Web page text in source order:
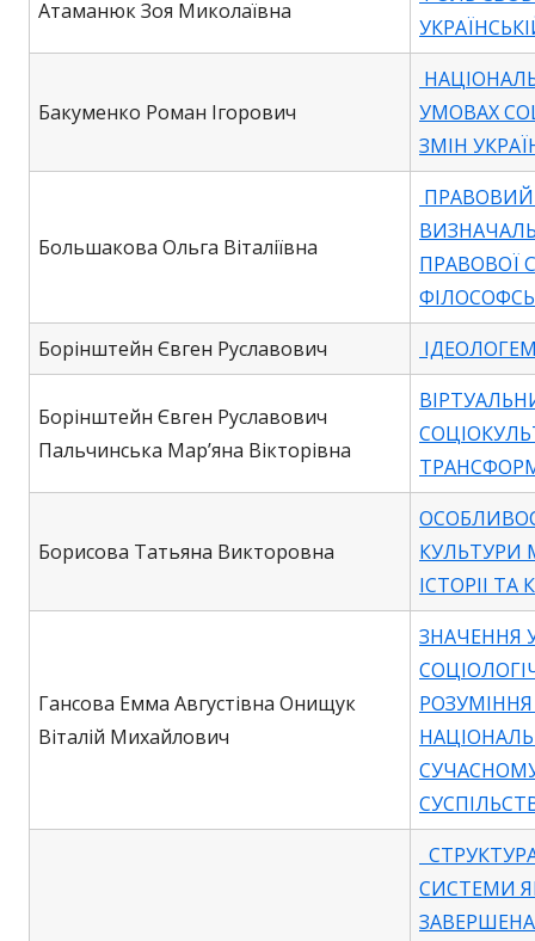
Атаманюк Зоя Миколаївна
Бакуменко Роман Ігорович
УМОВАХ
ЗМІН
Большакова Ольга Віталіївна
ПРАВОВОЇ
Борінштейн Євген Руславович
Борінштейн Євген Руславович
Пальчинська Мар’яна Вікторівна
Борисова Татьяна Викторовна
КУЛЬТУРИ
ІСТОРІІ
Гансова Емма Августівна Онищук
Віталій Михайлович
ЗНАЧЕННЯ
СИСТЕМИ